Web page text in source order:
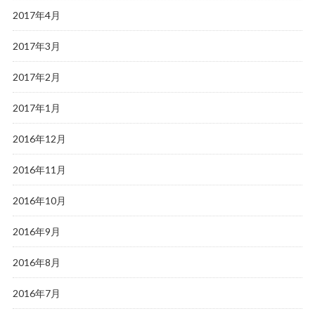
2017年4月
2017年3月
2017年2月
2017年1月
2016年12月
2016年11月
2016年10月
2016年9月
2016年8月
2016年7月